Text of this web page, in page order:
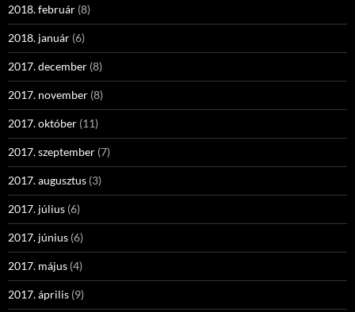
2018. február (8)
2018. január (6)
2017. december (8)
2017. november (8)
2017. október (11)
2017. szeptember (7)
2017. augusztus (3)
2017. július (6)
2017. június (6)
2017. május (4)
2017. április (9)